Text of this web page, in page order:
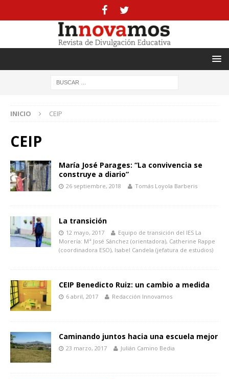
INICIO CEIP
CEIP
María José Parages: “La convivencia se
construye a diario”
26 septiembre, 2018 Tomás Loyola Barberis
La transición
12 mayo, 2017
Equipo de transición del IES La
Morería: Mª José Sánchez (orientadora), Catherine Rappe
(coordinadora ESO), Isabel Candela (jefatura de estudios)
CEIP Benedicto Ruiz: un cambio a medida
6 abril, 2017 Redacción Innovamos
Caminando juntos hacia una escuela mejor
23 marzo, 2017 Julián Camino Bedia